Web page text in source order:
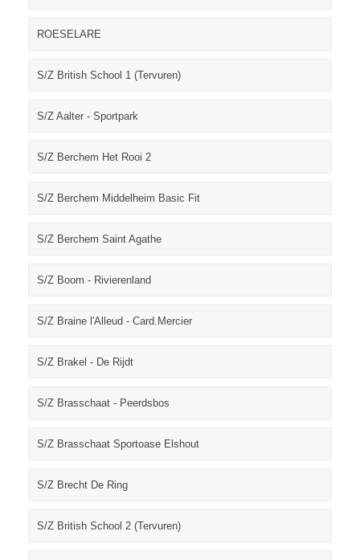
ROESELARE
S/Z British School 1 (Tervuren)
S/Z Aalter - Sportpark
S/Z Berchem Het Rooi 2
S/Z Berchem Middelheim Basic Fit
S/Z Berchem Saint Agathe
S/Z Boom - Rivierenland
S/Z Braine l'Alleud - Card.Mercier
S/Z Brakel - De Rijdt
S/Z Brasschaat - Peerdsbos
S/Z Brasschaat Sportoase Elshout
S/Z Brecht De Ring
S/Z British School 2 (Tervuren)